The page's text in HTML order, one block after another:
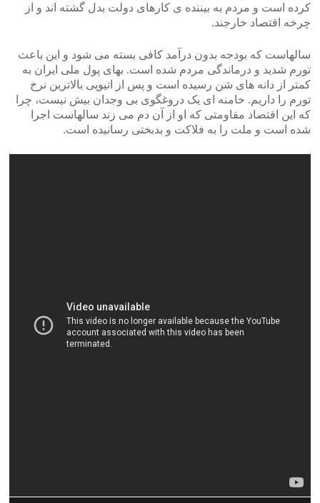
کرده است و مردم به بیننده ی کارهای دولت بدل گشته اند و از
چرخه اقتصاد خارجند.
سالهاست که بودجه بدون درآمد کافی بسته می شود و این باعث
تورم شدید و درماندگی مردم شده است. بهای پول ملی ایران به
کمتر از دانه های شن رسیده است و پس از اتیوپی بالاترین نرخ
تورم را داریم. خامنه ای یک دروغگوی بی وجدان بیش نیست، چرا
که این اقتصاد مقاومتی که او از آن دم می زند سالهاست اجرا
شده است و ملت را به فلاکت و بدبختی رسانیده است.